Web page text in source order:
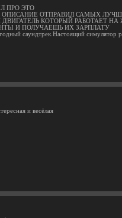
ПРО ЭТО
ОТПРАВИЛ САМЫХ
КОТОРЫЙ РАБОТАЕТ НА
И ПОЛУЧАЕШЬ ИХ ЗАРПЛАТУ
саундтрек.Настоящий симулятор
и весёлая